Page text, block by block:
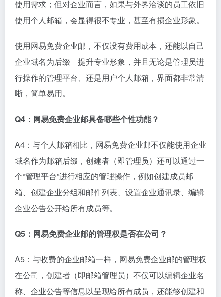
使用需求；但对企业而言，如果与外界洽谈的员工依旧
使用个人邮箱，会显得很不专业，甚至有损企业形象。
使用网易免费企业邮，不仅没有费用成本，还能以自己
企业域名为后缀，提升专业形象，并且无论是管理员进
行操作的管理平台、还是用户个人邮箱，界面都非常清
晰，简单易用。
Q4：网易免费企业邮具备哪些个性功能？
A4：与个人邮箱相比，网易免费企业邮不仅能使用企业
域名作为邮箱后缀，创建者（即管理员）还可以通过一
个“管理平台”进行相应的管理操作，例如创建成员邮
箱、创建企业分组和邮件列表、设置企业通讯录、编辑
企业公告公开给所有成员等。
Q5：网易免费企业邮的管理权是否在公司？
A5：与收费的企业邮箱一样，网易免费企业邮的管理权
在公司，创建者（即邮箱管理员）不仅可以编辑企业名
称、企业公告等信息以呈现给所有成员，还能够创建和